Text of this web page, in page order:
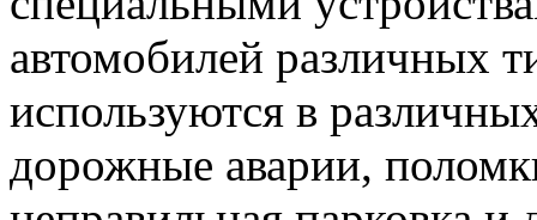
автомобилей различных
используются в
дорожные аварии,